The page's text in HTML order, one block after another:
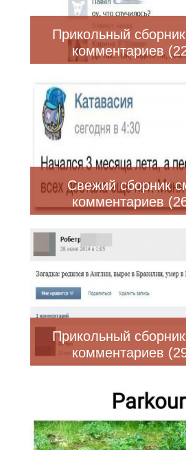
Прикольный
комментариев
Свежий сборник
комментариев
Прикольный
комментариев